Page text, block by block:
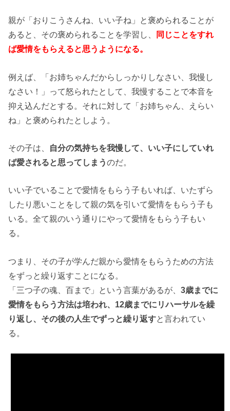
親が「おりこうさんね、いい子ね」と褒められることが
あると、その褒められることを学習し、
同じことをすれ
ば愛情をもらえると思うようになる。
例えば、「お姉ちゃんだからしっかりしなさい、我慢し
なさい！」って怒られたとして、我慢することで本音を
抑え込んだとする。それに対して「お姉ちゃん、えらい
ね」と褒められたとしよう。
その子は、 自分の気持ちを我慢して、いい子にしていれ
ば愛されると思ってしまうのだ。
いい子でいることで愛情をもらう子もいれば、いたずら
したり悪いことをして親の気を引いて愛情をもらう子も
いる。全て親のいう通りにやって愛情をもらう子もい
る。
つまり、その子が学んだ親から愛情をもらうための方法
をずっと繰り返すことになる。
「三つ子の魂、百まで」という言葉があるが、3歳までに
愛情をもらう方法は培われ、12歳までにリハーサルを繰
り返し、その後の人生でずっと繰り返すと言われてい
る。